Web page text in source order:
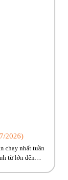
2026)
chạy nhất tuần
từ lớn đến